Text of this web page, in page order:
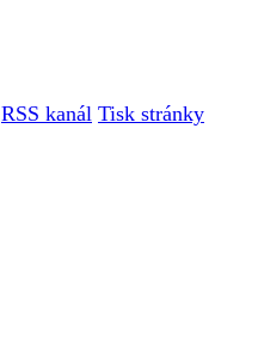
RSS kanál Tisk stránky